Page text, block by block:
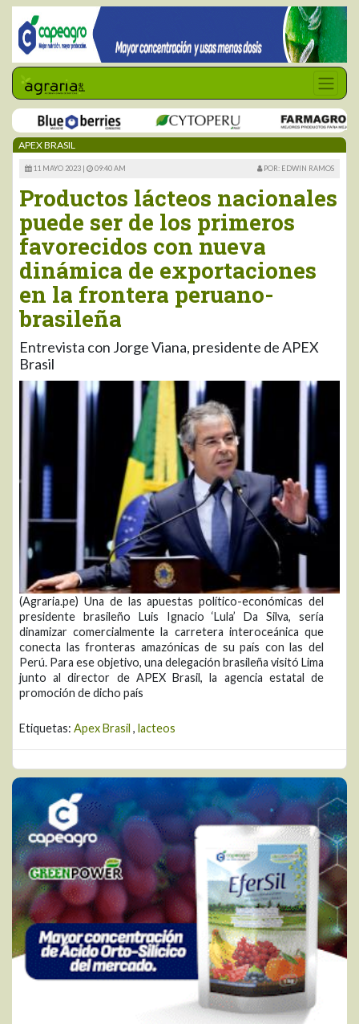
APEX BRASIL
11 MAYO 2023 | 09:40 AM POR: EDWIN RAMOS
Productos lácteos nacionales
puede ser de los primeros
favorecidos con nueva
dinámica de exportaciones
en la frontera peruano-
brasileña
Entrevista con Jorge Viana, presidente de APEX
Brasil
(Agraria.pe) Una de las apuestas político-económicas del
presidente brasileño Luis Ignacio ‘Lula’ Da Silva, sería
dinamizar comercialmente la carretera interoceánica que
conecta las fronteras amazónicas de su país con las del
Perú. Para ese objetivo, una delegación brasileña visitó Lima
junto al director de APEX Brasil, la agencia estatal de
promoción de dicho país
Etiquetas: Apex Brasil , lacteos